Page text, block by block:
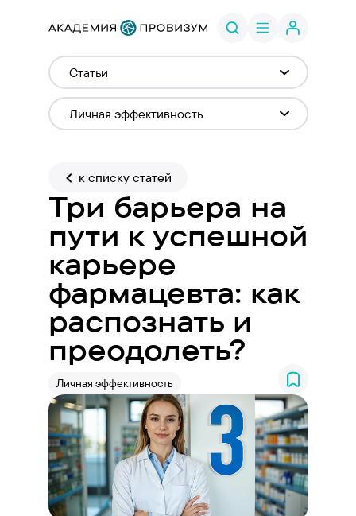
к списку статей
Три барьера на
пути к успешной
карьере
фармацевта: как
распознать и
преодолеть?
Личная эффективность